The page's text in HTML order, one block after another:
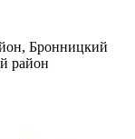
Бронницкий
район